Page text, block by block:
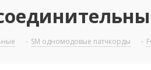
- SM одномодовые патчкорды -